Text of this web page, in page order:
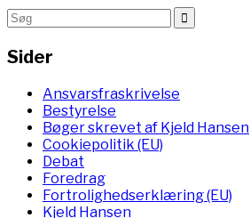
Sider
Ansvarsfraskrivelse
Bestyrelse
Bøger skrevet af Kjeld Hansen
Cookiepolitik (EU)
Debat
Foredrag
Fortrolighedserklæring (EU)
Kjeld Hansen